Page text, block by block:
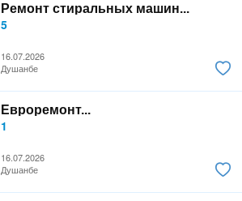
Ремонт стиральных машин...
5
16.07.2026
Душанбе
Евроремонт...
1
16.07.2026
Душанбе